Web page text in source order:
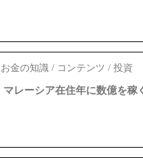
マレーシア在住年に数億を稼
お金の知識 / コンテンツ / 投資